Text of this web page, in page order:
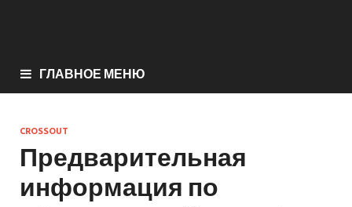
ГЛАВНОЕ МЕНЮ
CROSSOUT
Предварительная
информация по